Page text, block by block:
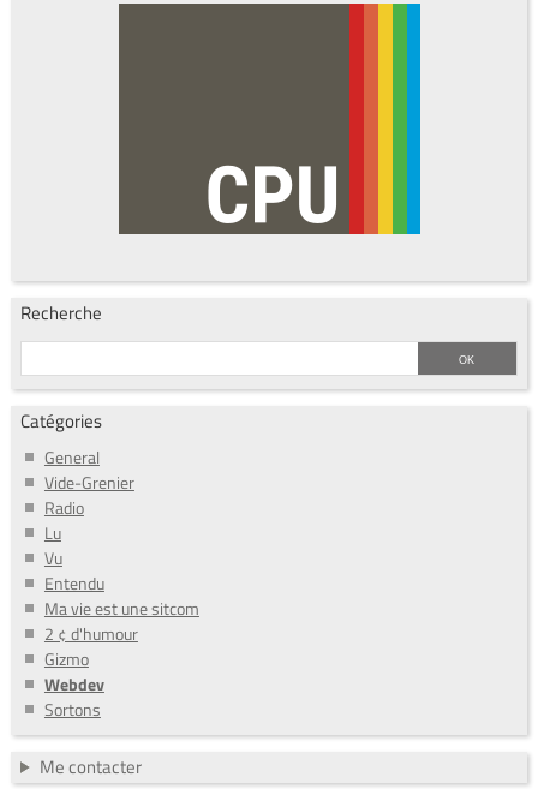
Recherche
Catégories
General
Vide-Grenier
Radio
Lu
Vu
Entendu
Ma vie est une sitcom
2 ¢ d'humour
Gizmo
Webdev
Sortons
Me contacter